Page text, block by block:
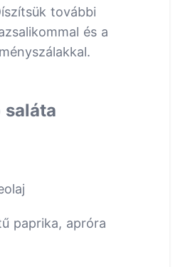
további
és a
saláta
paprika, apróra